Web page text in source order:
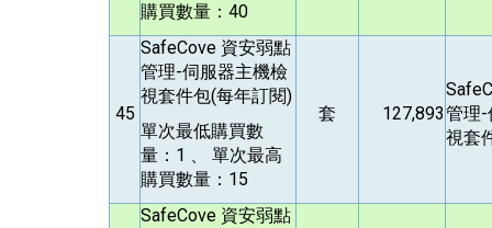
購買數量：40
45
SafeCove 資安弱點
管理-伺服器主機檢
視套件包(每年訂閱)
單次最低購買數
量：1 、 單次最高
購買數量：15
套 127,893管理-
視套
SafeCove 資安弱點